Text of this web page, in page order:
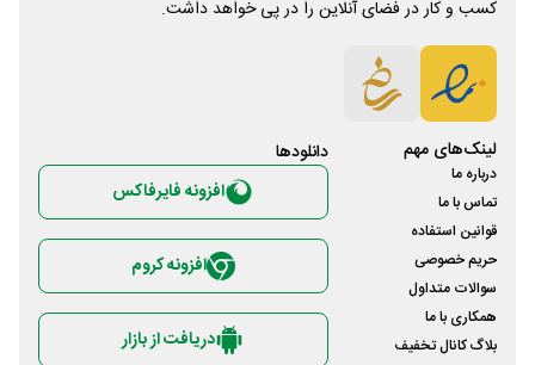
کسب و کار در فضای آنلاین را در پی خواهد داشت.
لینک‌های مهم
درباره ما
تماس با ما
قوانین استفاده
حریم خصوصی
سوالات متداول
همکاری با ما
بلاگ کانال تخفیف
دانلود‌ها
افزونه فایرفاکس
افزونه کروم
دریافت از بازار